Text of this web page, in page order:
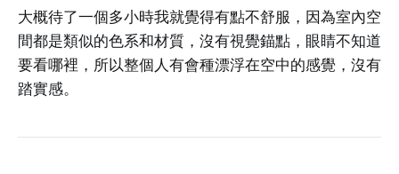
大概待了一個多小時我就覺得有點不舒服，因為室內空
間都是類似的色系和材質，沒有視覺錨點，眼睛不知道
要看哪裡，所以整個人有會種漂浮在空中的感覺，沒有
踏實感。